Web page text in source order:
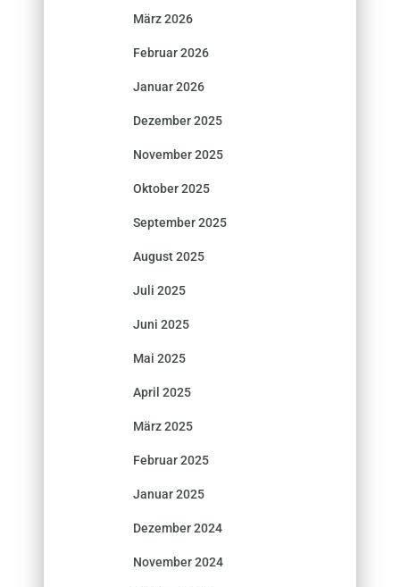
März 2026
Februar 2026
Januar 2026
Dezember 2025
November 2025
Oktober 2025
September 2025
August 2025
Juli 2025
Juni 2025
Mai 2025
April 2025
März 2025
Februar 2025
Januar 2025
Dezember 2024
November 2024